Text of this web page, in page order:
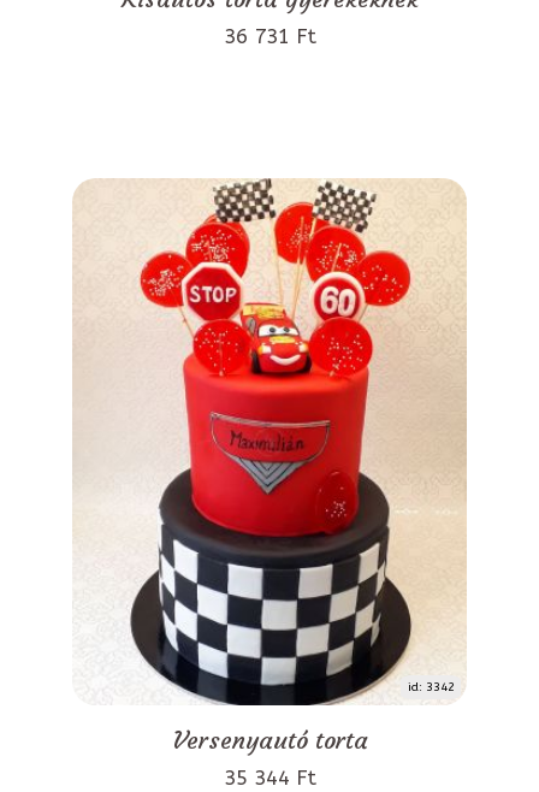
36 731 Ft
id: 3342
Versenyautó torta
35 344 Ft